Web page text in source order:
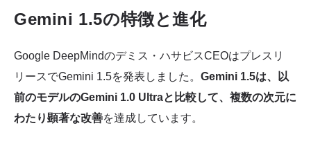
Gemini 1.5の特徴と進化
Google DeepMindのデミス・ハサビスCEOはプレスリ
リースでGemini 1.5を発表しました。 Gemini 1.5は、以
前のモデルのGemini 1.0 Ultraと比較して、複数の次元に
わたり顕著な改善を達成しています。